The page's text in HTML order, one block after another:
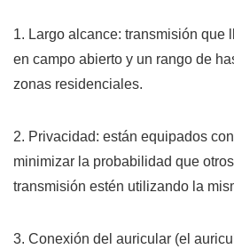
1. Largo alcance: transmisión que
en campo abierto y un rango de
zonas residenciales.
2. Privacidad: están equipados
minimizar la probabilidad que
transmisión estén utilizando la
3. Conexión del auricular (el